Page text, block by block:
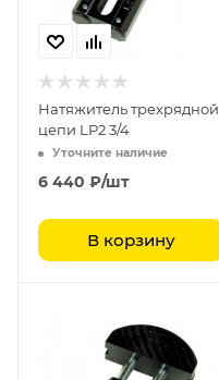
Натяжитель трехрядной
цепи LP2 3/4
Уточните наличие
6 440 ₽/шт
В корзину